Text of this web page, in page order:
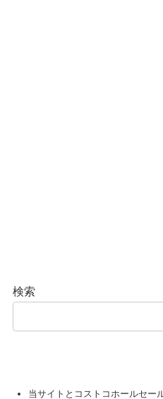
検索
当サイトとコストコホールセー